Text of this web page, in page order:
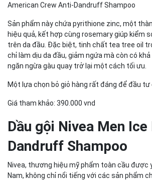
American Crew Anti-Dandruff Shampoo
Sản phẩm này chứa pyrithione zinc, một
hiệu quả, kết hợp cùng rosemary giúp kiểm
trên da đầu. Đặc biệt, tinh chất tea tree oil
chỉ làm dịu da đầu, giảm ngứa mà còn có
ngăn ngừa gàu quay trở lại một cách tối ưu.
Một lựa chọn bỏ giỏ hàng rất đáng để đầu tư
Giá tham khảo: 390.000 vnd
Dầu gội Nivea Men
Dandruff Shampoo
Nivea, thương hiệu mỹ phẩm toàn cầu được
Nam, không chỉ nổi tiếng với các sản phẩm